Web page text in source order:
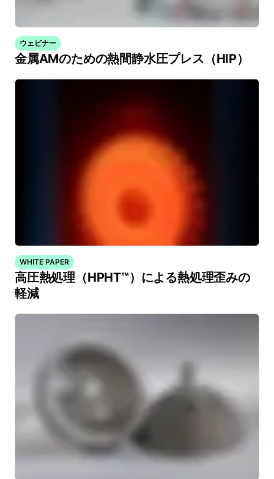
ウェビナー
金属AMのための熱間静水圧プレス（HIP）
WHITE PAPER
高圧熱処理（HPHT™）による熱処理歪みの
軽減